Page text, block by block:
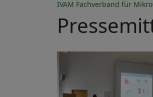
IVAM Fachverband für